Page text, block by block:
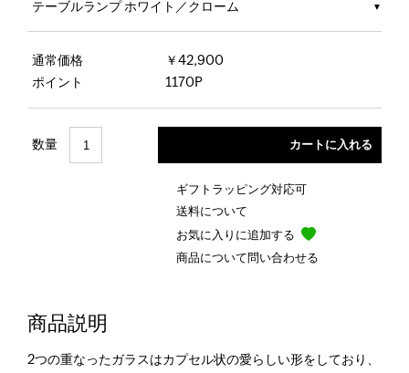
テーブルランプ ホワイト／クローム
通常価格
￥42,900
ポイント
1170P
数量
ギフトラッピング対応可
送料について
お気に入りに追加する
商品について問い合わせる
商品説明
2つの重なったガラスはカプセル状の愛らしい形をしており、